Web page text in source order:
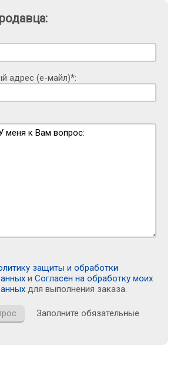
адрес (е-майл)*:
защиты и обработки
и Согласен на обработку моих
для выполнения заказа.
Заполните обязательные